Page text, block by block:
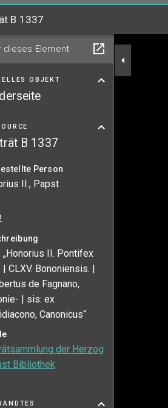
B 1337
dieses Element
OBJEKT
B 1337
Person
II., Papst
„Honorius II. Pontifex
| CLXV. Bononiensis. |
de Fagnano,
| sis: ex
Canonicus“
der Herzog
Bibliothek
B 1337